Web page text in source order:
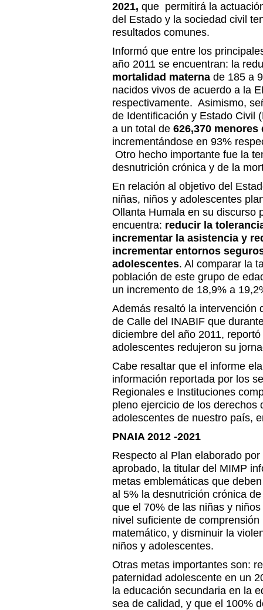
2021, que permitirá la
del Estado y la sociedad civil
resultados comunes.
Informó que entre los
año 2011 se encuentran: la
mortalidad materna de 185 a
nacidos vivos de acuerdo a la
respectivamente. Asimismo,
de Identificación y Estado Civil
a un total de 626,370 menores
incrementándose en 93%
Otro hecho importante fue la
desnutrición crónica y de la
En relación al objetivo del
niñas, niños y adolescentes
Ollanta Humala en su discurso
encuentra: reducir la
incrementar la asistencia y
incrementar entornos
adolescentes. Al comparar la
población de este grupo de
un incremento de 18,9% a
Además resaltó la intervención
de Calle del INABIF que
diciembre del año 2011,
adolescentes redujeron su
Cabe resaltar que el informe
información reportada por los
Regionales e Instituciones
pleno ejercicio de los derechos
adolescentes de nuestro país,
PNAIA 2012 -2021
Respecto al Plan elaborado
aprobado, la titular del MIMP
metas emblemáticas que
al 5% la desnutrición crónica
que el 70% de las niñas y
nivel suficiente de
matemático, y disminuir la
niños y adolescentes.
Otras metas importantes son:
paternidad adolescente en un
la educación secundaria en la
sea de calidad, y que el 100%